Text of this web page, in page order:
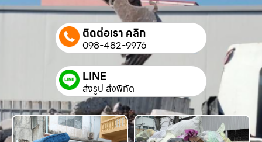
ติดต่อเรา คลิก
098-482-9976
LINE
ส่งรูป ส่งพิกัด